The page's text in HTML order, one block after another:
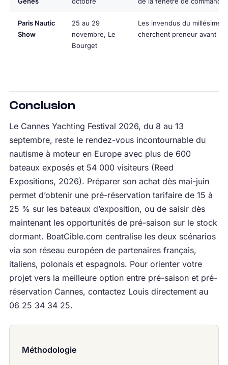
Paris Nautic
Show
25 au 29
novembre, Le
Bourget
Les invendus du millésime
cherchent preneur avant
Conclusion
Le Cannes Yachting Festival 2026, du 8 au 13
septembre, reste le rendez-vous incontournable du
nautisme à moteur en Europe avec plus de 600
bateaux exposés et 54 000 visiteurs (Reed
Expositions, 2026). Préparer son achat dès mai-juin
permet d’obtenir une pré-réservation tarifaire de 15 à
25 % sur les bateaux d’exposition, ou de saisir dès
maintenant les opportunités de pré-saison sur le stock
dormant. BoatCible.com centralise les deux scénarios
via son réseau européen de partenaires français,
italiens, polonais et espagnols. Pour orienter votre
projet vers la meilleure option entre pré-saison et pré-
réservation Cannes, contactez Louis directement au
06 25 34 34 25.
Méthodologie